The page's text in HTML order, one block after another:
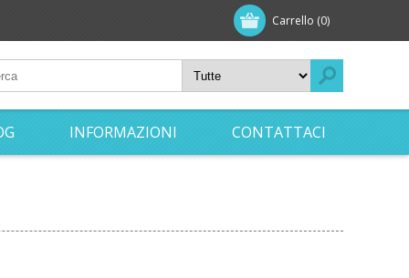
Carrello (0)
INFORMAZIONI CONTATTACI